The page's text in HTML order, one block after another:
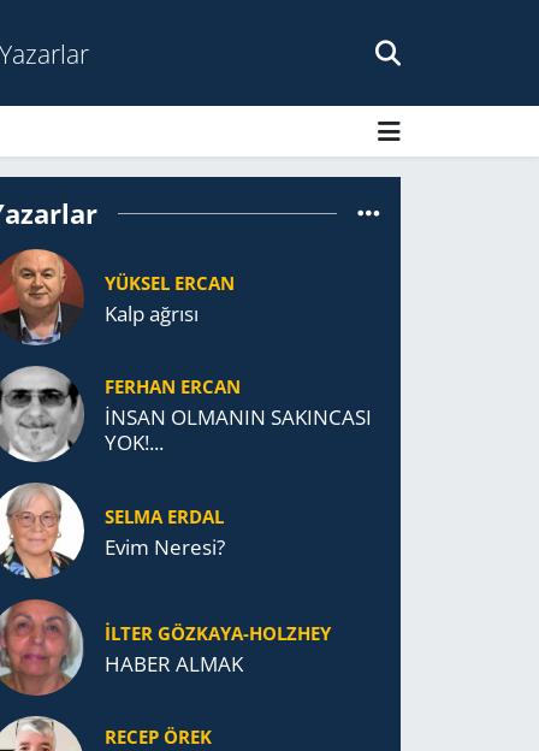
Yazarlar
YÜKSEL ERCAN
Kalp ağrısı
FERHAN ERCAN
İNSAN OLMANIN SAKINCASI
YOK!...
SELMA ERDAL
Evim Neresi?
İLTER GÖZKAYA-HOLZHEY
HABER ALMAK
RECEP ÖREK